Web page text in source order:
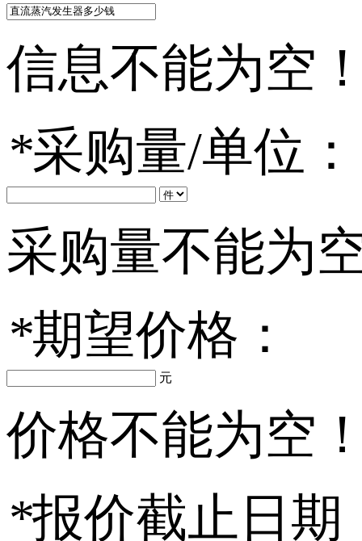
信息不能为空
*采购量/单位：
采购量不能为
*期望价格：
元
价格不能为空
*报价截止日期